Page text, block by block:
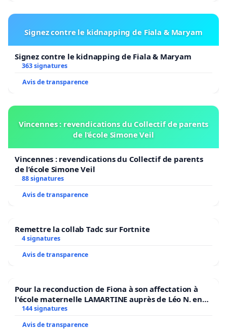
Signez contre le kidnapping de Fiala & Maryam
Signez contre le kidnapping de Fiala & Maryam
363 signatures
Avis de transparence
Vincennes : revendications du Collectif de parents
de l’école Simone Veil
Vincennes : revendications du Collectif de parents
de l’école Simone Veil
88 signatures
Avis de transparence
Remettre la collab Tadc sur Fortnite
4 signatures
Avis de transparence
Pour la reconduction de Fiona à son affectation à
l'école maternelle LAMARTINE auprès de Léo N. en
2026/2027
144 signatures
Avis de transparence